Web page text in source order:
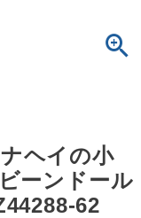
ヘイの小
ーンドール
62